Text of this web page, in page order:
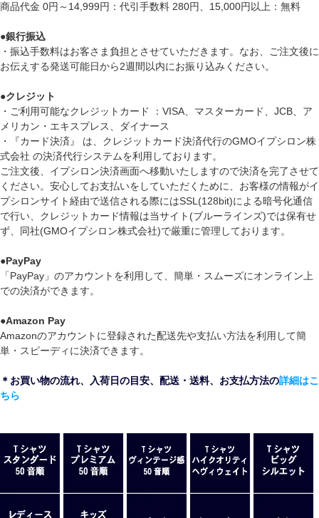
商品代金 0円～14,999円：代引手数料 280円、15,000円以上：無料
●銀行振込
・振込手数料はお客さま負担とさせていただきます。なお、ご注文後に
お伝えする発送可能日から2週間以内にお振り込みください。
●クレジット
・ご利用可能なクレジットカード ：VISA、マスターカード、JCB、ア
メリカン・エキスプレス、ダイナース
・『カード決済』 は、クレジットカード決済代行のGMOイプシロン株
式会社 の決済代行システムを利用しております。
ご注文後、イプシロン決済画面へ移動いたしますので決済を完了させて
ください。安心してお支払いをしていただくために、お客様の情報がイ
プシロンサイト経由で送信される際にはSSL(128bit)による暗号化通信
で行い、クレジットカード情報は当サイト(ブルーラインズ)では保有せ
ず、同社(GMOイプシロン株式会社)で厳重に管理しております。
●PayPay
「PayPay」のアカウントを利用して、簡単・スムーズにオンライン上
での決済ができます。
●Amazon Pay
Amazonのアカウントに登録された配送先や支払い方法を利用して簡
単・スピーディに決済できます。
＊お買い物の流れ、入荷日の目安、配送・送料、お支払方法の詳細はこ
ちら